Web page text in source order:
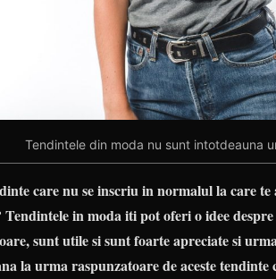
Tendintele din moda nu sunt intotdeauna
care nu se inscriu in normalul la care
in moda iti pot oferi o idee
sunt utile si sunt foarte apreciate si
la urma raspunzatoare de aceste tendinte